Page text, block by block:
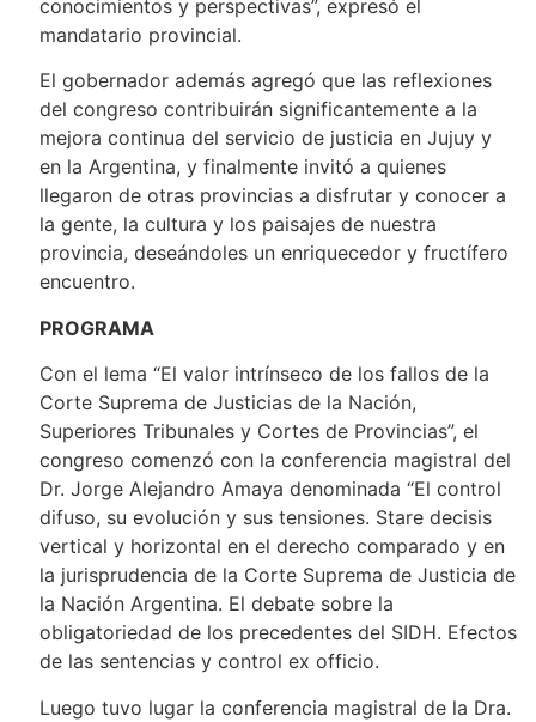
conocimientos y perspectivas”, expresó el
mandatario provincial.
El gobernador además agregó que las reflexiones
del congreso contribuirán significantemente a la
mejora continua del servicio de justicia en Jujuy y
en la Argentina, y finalmente invitó a quienes
llegaron de otras provincias a disfrutar y conocer a
la gente, la cultura y los paisajes de nuestra
provincia, deseándoles un enriquecedor y fructífero
encuentro.
PROGRAMA
Con el lema “El valor intrínseco de los fallos de la
Corte Suprema de Justicias de la Nación,
Superiores Tribunales y Cortes de Provincias”, el
congreso comenzó con la conferencia magistral del
Dr. Jorge Alejandro Amaya denominada “El control
difuso, su evolución y sus tensiones. Stare decisis
vertical y horizontal en el derecho comparado y en
la jurisprudencia de la Corte Suprema de Justicia de
la Nación Argentina. El debate sobre la
obligatoriedad de los precedentes del SIDH. Efectos
de las sentencias y control ex officio.
Luego tuvo lugar la conferencia magistral de la Dra.